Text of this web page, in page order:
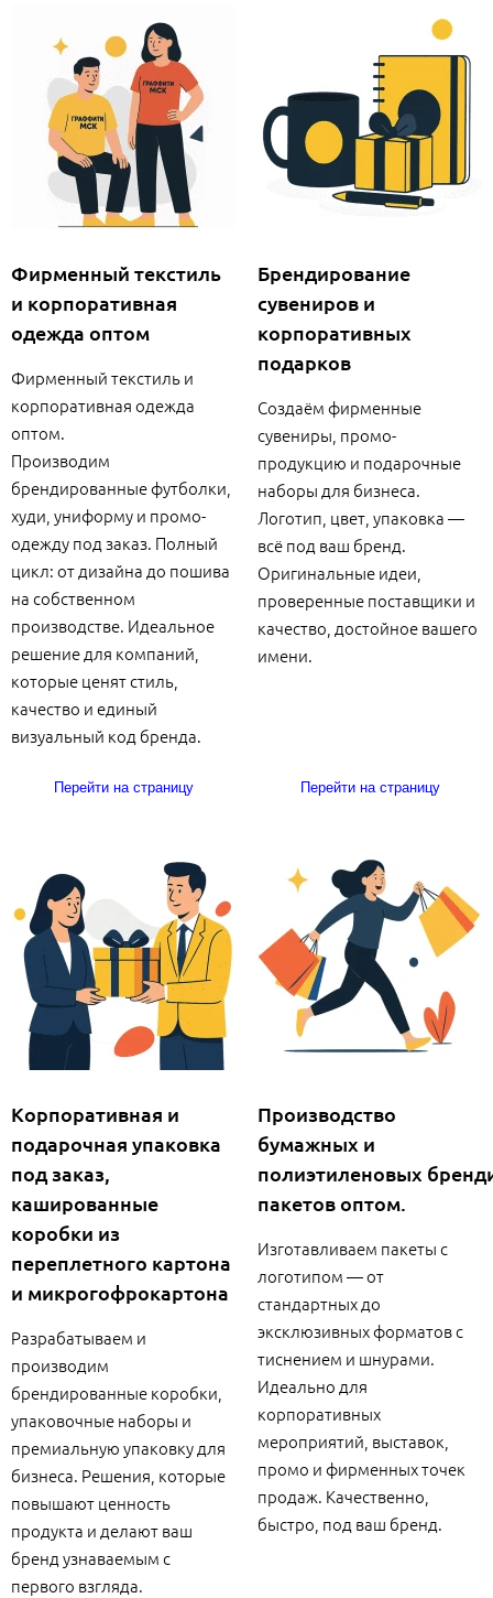
Фирменный текстиль
и корпоративная
одежда оптом
Фирменный текстиль и
корпоративная одежда
оптом.
Производим
брендированные футболки,
худи, униформу и промо-
одежду под заказ. Полный
цикл: от дизайна до пошива
на собственном
производстве. Идеальное
решение для компаний,
которые ценят стиль,
качество и единый
визуальный код бренда.
Перейти на страницу
Брендирование
сувениров и
корпоративных
подарков
Создаём фирменные
сувениры, промо-
продукцию и подарочные
наборы для бизнеса.
Логотип, цвет, упаковка —
всё под ваш бренд.
Оригинальные идеи,
проверенные поставщики и
качество, достойное вашего
имени.
Перейти на страницу
Корпоративная и
подарочная упаковка
под заказ,
кашированные
коробки из
переплетного картона
и микрогофрокартона
Разрабатываем и
производим
брендированные коробки,
упаковочные наборы и
премиальную упаковку для
бизнеса. Решения, которые
повышают ценность
продукта и делают ваш
бренд узнаваемым с
первого взгляда.
Производство
бумажных и
полиэтиленовых
пакетов оптом.
Изготавливаем пакеты с
логотипом — от
стандартных до
эксклюзивных форматов с
тиснением и шнурами.
Идеально для
корпоративных
мероприятий, выставок,
промо и фирменных точек
продаж. Качественно,
быстро, под ваш бренд.